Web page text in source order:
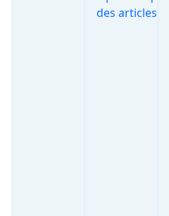
des articles